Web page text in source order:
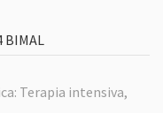
BIMAL
Terapia intensiva,